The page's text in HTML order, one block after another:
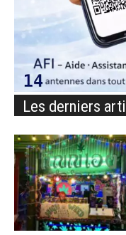
Les derniers